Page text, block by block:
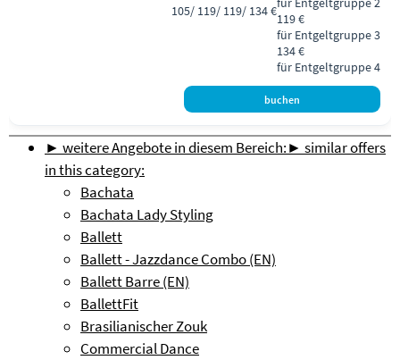
105/ 119/ 119/ 134 €119 €
für Entgeltgruppe 3
134 €
für Entgeltgruppe 4
► weitere Angebote in diesem Bereich:► similar offers
in this category:
Bachata
Bachata Lady Styling
Ballett
Ballett - Jazzdance Combo (EN)
Ballett Barre (EN)
BallettFit
Brasilianischer Zouk
Commercial Dance